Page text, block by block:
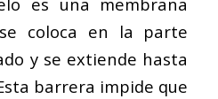
coloca en la parte
y se extiende hasta
barrera impide que